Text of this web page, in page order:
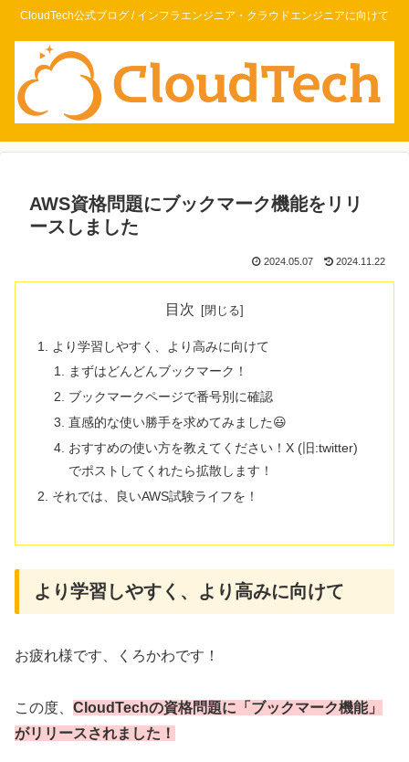
CloudTech公式ブログ / インフラエンジニア・クラウドエンジニアに向けて
AWS資格問題にブックマーク機能をリリ
ースしました
2024.05.07 2024.11.22
目次
より学習しやすく、より高みに向けて
まずはどんどんブックマーク！
ブックマークページで番号別に確認
直感的な使い勝手を求めてみました😃
おすすめの使い方を教えてください！X (旧:twitter)
でポストしてくれたら拡散します！
それでは、良いAWS試験ライフを！
より学習しやすく、より高みに向けて
お疲れ様です、くろかわです！
この度、 CloudTechの資格問題に「ブックマーク機能」
がリリースされました！